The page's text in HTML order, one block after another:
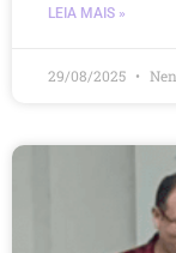
LEIA MAIS »
29/08/2025